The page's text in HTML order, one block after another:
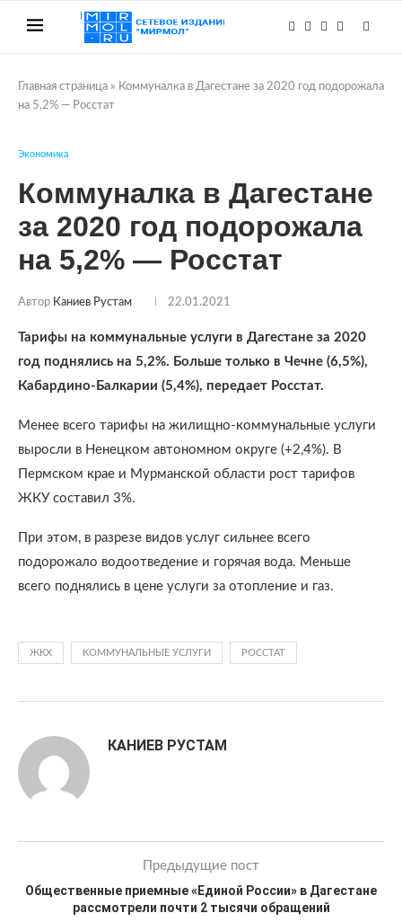
Главная страница » Коммуналка в Дагестане за 2020 год подорожала
на 5,2% — Росстат
Экономика
Коммуналка в Дагестане
за 2020 год подорожала
на 5,2% — Росстат
Автор Каниев Рустам 22.01.2021
Тарифы на коммунальные услуги в Дагестане за 2020
год поднялись на 5,2%. Больше только в Чечне (6,5%),
Кабардино-Балкарии (5,4%), передает Росстат.
Менее всего тарифы на жилищно-коммунальные услуги
выросли в Ненецком автономном округе (+2,4%). В
Пермском крае и Мурманской области рост тарифов
ЖКУ составил 3%.
При этом, в разрезе видов услуг сильнее всего
подорожало водоотведение и горячая вода. Меньше
всего поднялись в цене услуги за отопление и газ.
ЖКХ КОММУНАЛЬНЫЕ УСЛУГИ РОССТАТ
КАНИЕВ РУСТАМ
Предыдущие пост
Общественные приемные «Единой России» в Дагестане
рассмотрели почти 2 тысячи обращений